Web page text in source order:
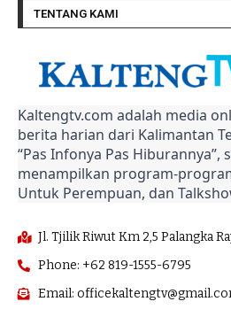
TENTANG KAMI
Kaltengtv.com adalah media
berita harian dari Kalimantan
“Pas Infonya Pas Hiburannya”,
menampilkan program-
Untuk Perempuan, dan
Jl. Tjilik Riwut Km 2,5 Palangka
Phone: +62 819-1555-6795
Email: